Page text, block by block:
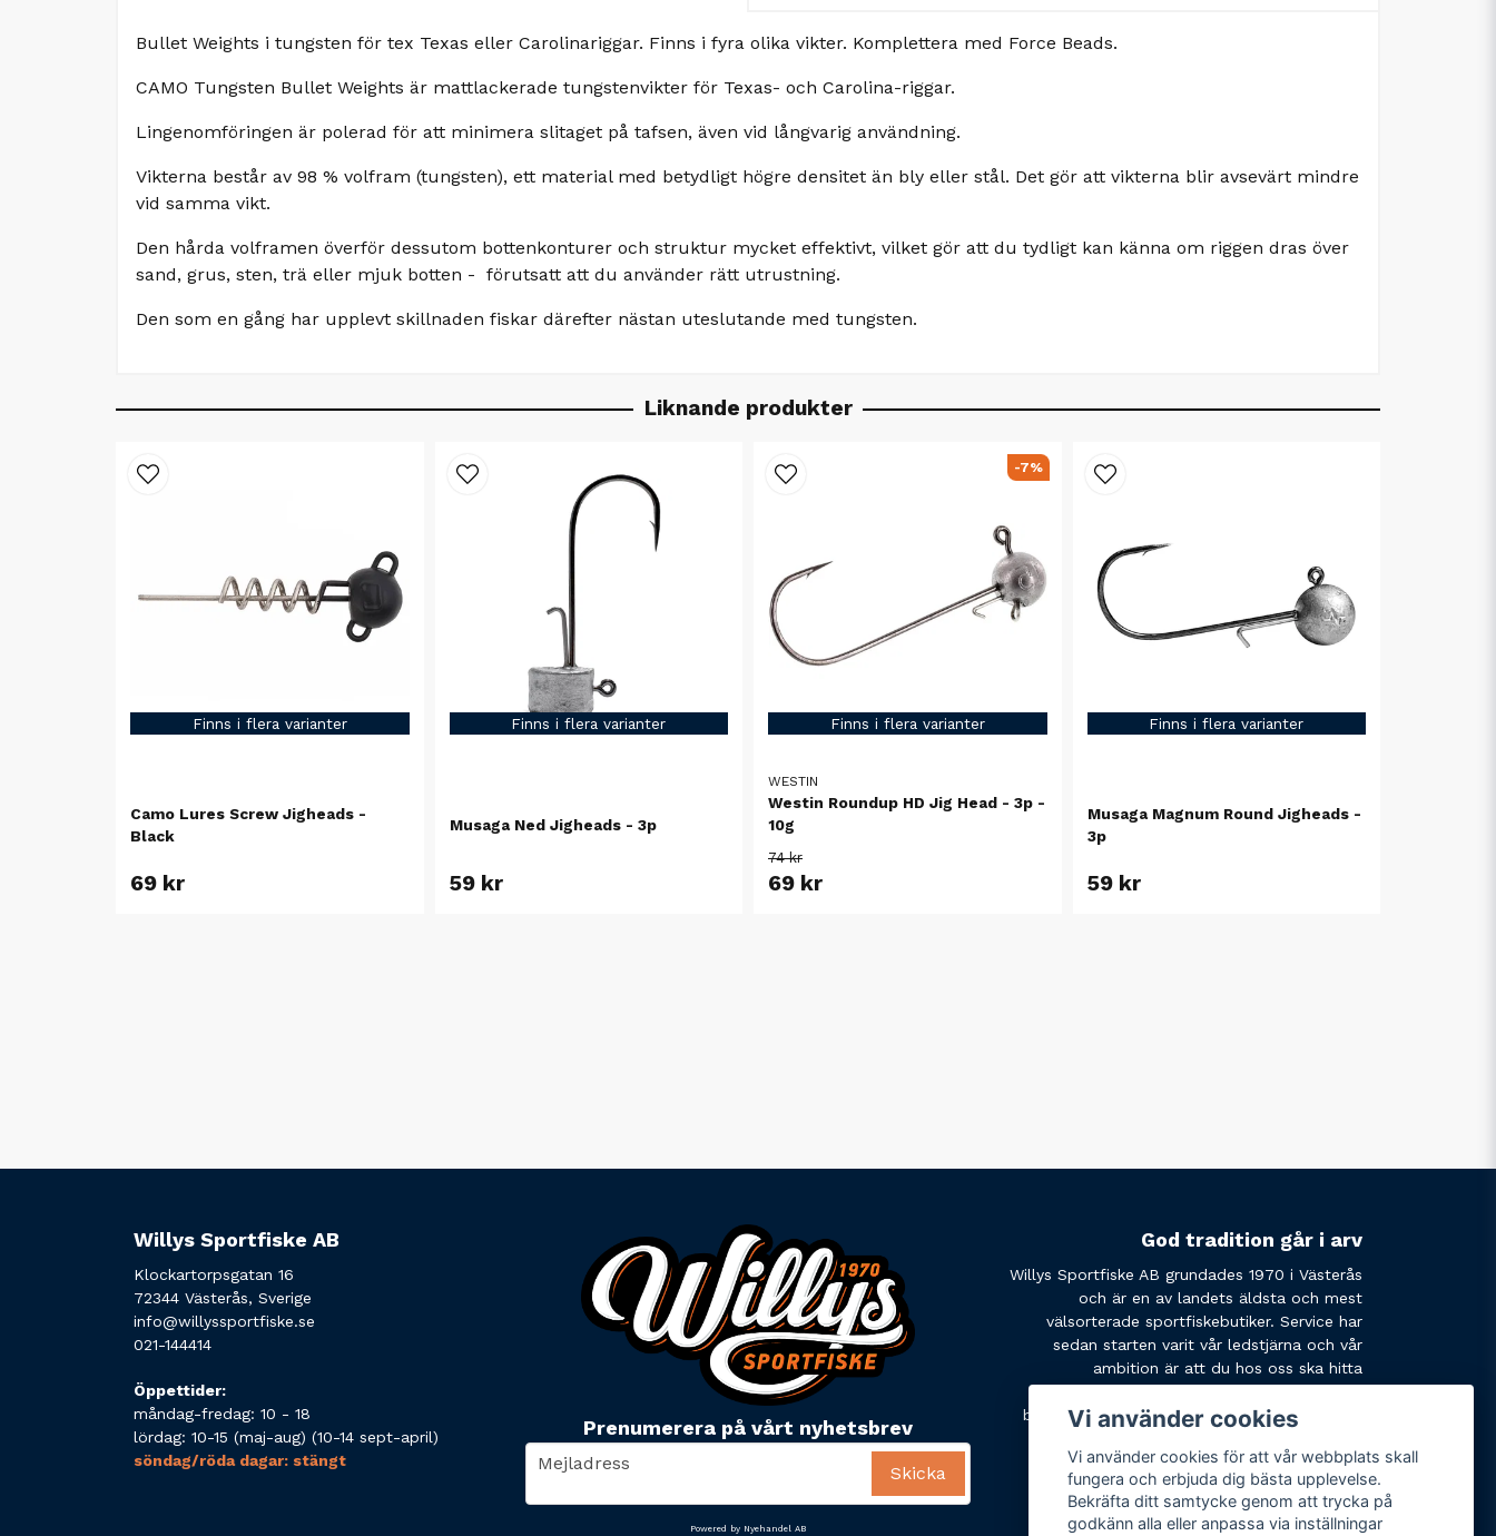
Bullet Weights i tungsten för tex Texas eller Carolinariggar. Finns i fyra olika vikter. Komplettera med Force Beads.
CAMO Tungsten Bullet Weights är mattlackerade tungstenvikter för Texas- och Carolina-riggar.
Lingenomföringen är polerad för att minimera slitaget på tafsen, även vid långvarig användning.
Vikterna består av 98 % volfram (tungsten), ett material med betydligt högre densitet än bly eller stål. Det gör att vikterna blir avsevärt mindre
vid samma vikt.
Den hårda volframen överför dessutom bottenkonturer och struktur mycket effektivt, vilket gör att du tydligt kan känna om riggen dras över
sand, grus, sten, trä eller mjuk botten - förutsatt att du använder rätt utrustning.
Den som en gång har upplevt skillnaden fiskar därefter nästan uteslutande med tungsten.
Liknande produkter
Finns i flera varianter
Camo Lures Screw Jigheads -
Black
69 kr
Finns i flera varianter
Musaga Ned Jigheads - 3p
59 kr
Finns i flera varianter
WESTIN
Westin Roundup HD Jig Head - 3p -
10g
74 kr
69 kr
-7%
Finns i flera varianter
Musaga Magnum Round Jigheads -
3p
59 kr
Willys Sportfiske AB
Klockartorpsgatan 16
72344 Västerås, Sverige
info@willyssportfiske.se
021-144414
Öppettider:
måndag-fredag: 10 - 18
lördag: 10-15 (maj-aug) (10-14 sept-april)
söndag/röda dagar: stängt
Prenumerera på vårt nyhetsbrev
email
Mejladress Skicka
God tradition går i arv
Willys Sportfiske AB grundades 1970 i Västerås
och är en av landets äldsta och mest
välsorterade sportfiskebutiker. Service har
sedan starten varit vår ledstjärna och vår
ambition är att du hos oss ska hitta
behöver. Tveka inte att slå oss en signal eller
Powered by Nyehandel AB
Vi använder cookies
Vi använder cookies för att vår webbplats skall
fungera och erbjuda dig bästa upplevelse.
Bekräfta ditt samtycke genom att trycka på
godkänn alla eller anpassa via inställningar